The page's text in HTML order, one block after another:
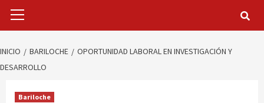
primario
INICIO BARILOCHE
OPORTUNIDAD LABORAL EN INVESTIGACIÓN Y
DESARROLLO
Bariloche